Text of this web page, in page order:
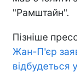
"Рамштайн".
Пізніше
Жан-П'єр
відбудеться